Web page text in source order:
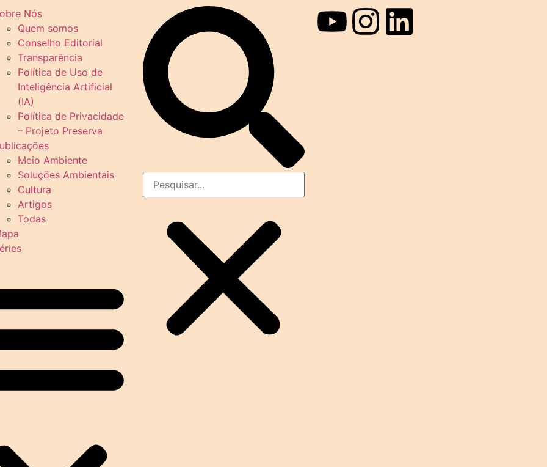
Nós
Quem somos
Conselho Editorial
Transparência
Política de Uso de
Inteligência Artificial
(IA)
Política de Privacidade
– Projeto Preserva
Meio Ambiente
Soluções Ambientais
Cultura
Artigos
Todas